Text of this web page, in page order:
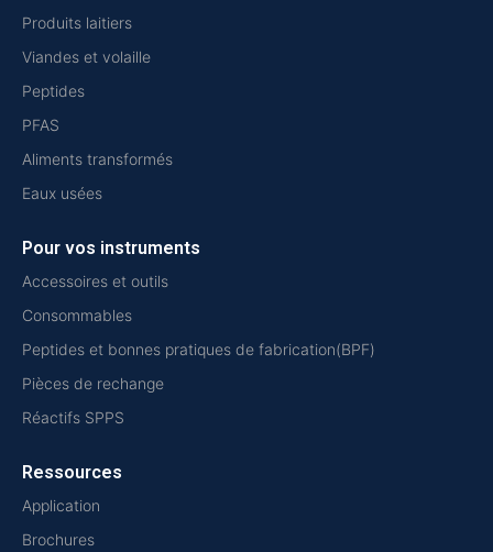
Produits laitiers
Viandes et volaille
Peptides
PFAS
Aliments transformés
Eaux usées
Pour vos instruments
Accessoires et outils
Consommables
Peptides et bonnes pratiques de fabrication(BPF)
Pièces de rechange
Réactifs SPPS
Ressources
Application
Brochures